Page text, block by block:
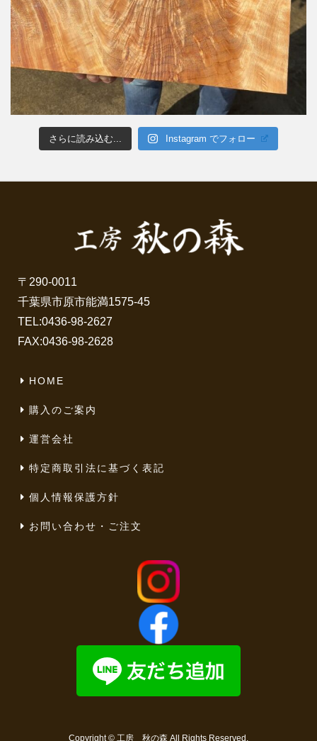
さらに読み込む... Instagram でフォロー
〒290-0011
千葉県市原市能満1575-45
TEL:0436-98-2627
FAX:0436-98-2628
HOME
購入のご案内
運営会社
特定商取引法に基づく表記
個人情報保護方針
お問い合わせ・ご注文
Copyright © 工房 秋の森 All Rights Reserved.